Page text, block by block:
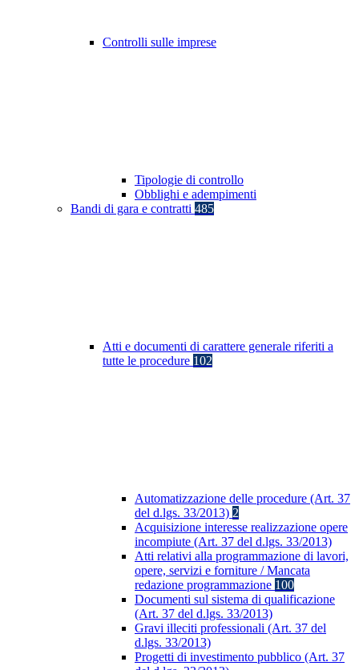
Controlli sulle imprese
Tipologie di controllo
Obblighi e adempimenti
Bandi di gara e contratti 485
Atti e documenti di carattere generale riferiti a
tutte le procedure 102
Automatizzazione delle procedure (Art. 37
del d.lgs. 33/2013) 2
Acquisizione interesse realizzazione opere
incompiute (Art. 37 del d.lgs. 33/2013)
Atti relativi alla programmazione di lavori,
opere, servizi e forniture / Mancata
redazione programmazione 100
Documenti sul sistema di qualificazione
(Art. 37 del d.lgs. 33/2013)
Gravi illeciti professionali (Art. 37 del
d.lgs. 33/2013)
Progetti di investimento pubblico (Art. 37